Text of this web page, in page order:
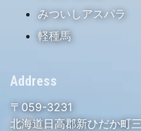
みついしアスパラ
軽種馬
Address
〒059-3231
北海道日高郡新ひだか町